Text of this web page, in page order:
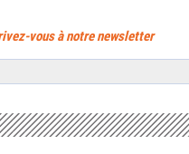
vous à notre newsletter